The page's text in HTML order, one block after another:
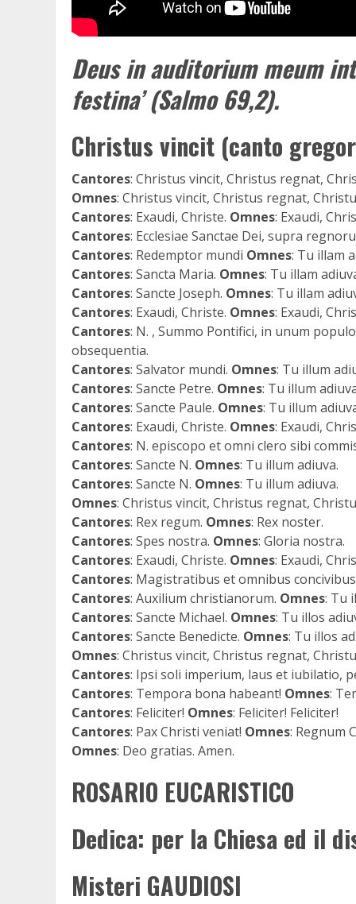
Deus in auditorium meum
festina’ (Salmo 69,2).
Christus vincit (canto
Cantores: Christus vincit, Christus regnat,
Omnes: Christus vincit, Christus regnat,
Cantores: Exaudi, Christe. Omnes: Exaudi,
Cantores: Ecclesiae Sanctae Dei, supra
Cantores: Redemptor mundi Omnes: Tu illam
Cantores: Sancta Maria. Omnes: Tu illam
Cantores: Sancte Joseph. Omnes: Tu illam
Cantores: Exaudi, Christe. Omnes: Exaudi,
Cantores: N. , Summo Pontifici, in unum
obsequentia.
Cantores: Salvator mundi. Omnes: Tu illum
Cantores: Sancte Petre. Omnes: Tu illum
Cantores: Sancte Paule. Omnes: Tu illum
Cantores: Exaudi, Christe. Omnes: Exaudi,
Cantores: N. episcopo et omni clero sibi
Cantores: Sancte N. Omnes: Tu illum adiuva.
Cantores: Sancte N. Omnes: Tu illum adiuva.
Omnes: Christus vincit, Christus regnat,
Cantores: Rex regum. Omnes: Rex noster.
Cantores: Spes nostra. Omnes: Gloria nostra.
Cantores: Exaudi, Christe. Omnes: Exaudi,
Cantores: Magistratibus et omnibus
Cantores: Auxilium christianorum. Omnes: Tu
Cantores: Sancte Michael. Omnes: Tu illos
Cantores: Sancte Benedicte. Omnes: Tu illos
Omnes: Christus vincit, Christus regnat,
Cantores: Ipsi soli imperium, laus et iubilatio,
Cantores: Tempora bona habeant! Omnes:
Cantores: Feliciter! Omnes: Feliciter! Feliciter!
Cantores: Pax Christi veniat! Omnes: Regnum
Omnes: Deo gratias. Amen.
ROSARIO EUCARISTICO
Dedica: per la Chiesa ed il
Misteri GAUDIOSI